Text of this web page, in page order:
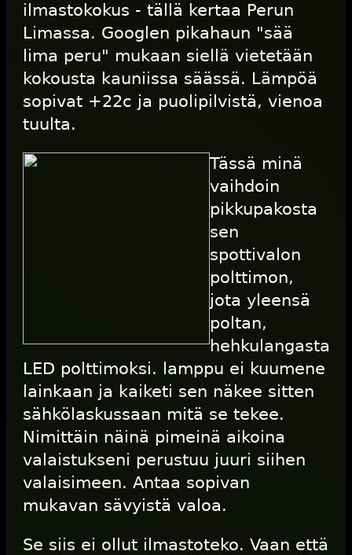
ilmastokokus - tällä kertaa Perun
Limassa. Googlen pikahaun "sää
lima peru" mukaan siellä vietetään
kokousta kauniissa säässä. Lämpöä
sopivat +22c ja puolipilvistä, vienoa
tuulta.
Tässä minä
vaihdoin
pikkupakosta
sen
spottivalon
polttimon,
jota yleensä
poltan,
hehkulangasta
LED polttimoksi. lamppu ei kuumene
lainkaan ja kaiketi sen näkee sitten
sähkölaskussaan mitä se tekee.
Nimittäin näinä pimeinä aikoina
valaistukseni perustuu juuri siihen
valaisimeen. Antaa sopivan
mukavan sävyistä valoa.
Se siis ei ollut ilmastoteko. Vaan että